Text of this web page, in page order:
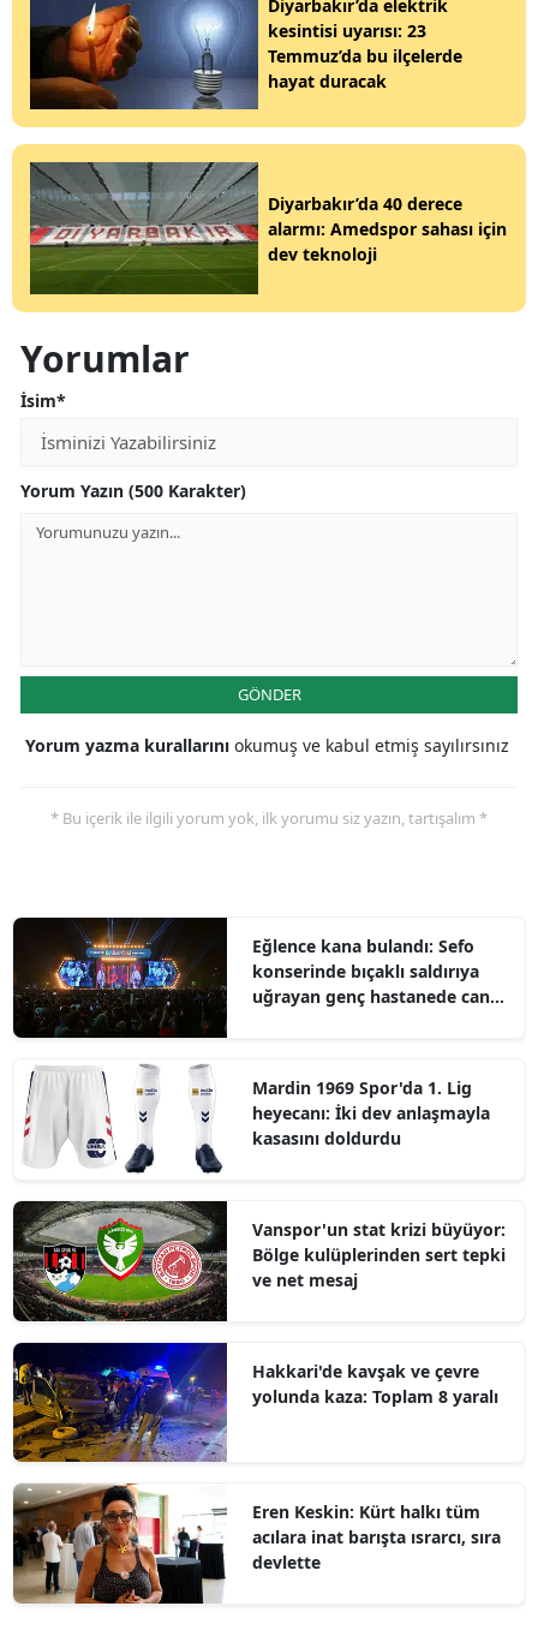
Diyarbakır’da elektrik
kesintisi uyarısı: 23
Temmuz’da bu ilçelerde
hayat duracak
Diyarbakır’da 40 derece
alarmı: Amedspor sahası için
dev teknoloji
Yorumlar
İsim*
Yorum Yazın (500 Karakter)
GÖNDER
Yorum yazma kurallarını okumuş ve kabul etmiş sayılırsınız
* Bu içerik ile ilgili yorum yok, ilk yorumu siz yazın, tartışalım *
Eğlence kana bulandı: Sefo
konserinde bıçaklı saldırıya
uğrayan genç hastanede can
Mardin 1969 Spor'da 1. Lig
heyecanı: İki dev anlaşmayla
kasasını doldurdu
Vanspor'un stat krizi büyüyor:
Bölge kulüplerinden sert tepki
ve net mesaj
Hakkari'de kavşak ve çevre
yolunda kaza: Toplam 8 yaralı
Eren Keskin: Kürt halkı tüm
acılara inat barışta ısrarcı, sıra
devlette